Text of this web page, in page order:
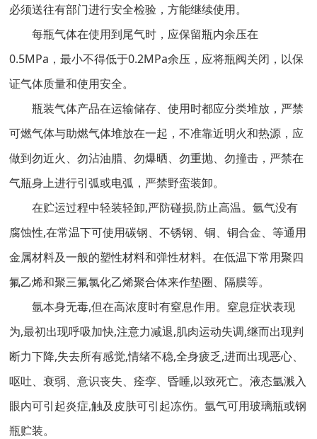
必须送往有部门进行安全检验，方能继续使用。
每瓶气体在使用到尾气时，应保留瓶内余压在
0.5MPa，最小不得低于0.2MPa余压，应将瓶阀关闭，以保
证气体质量和使用安全。
瓶装气体产品在运输储存、使用时都应分类堆放，严禁
可燃气体与助燃气体堆放在一起，不准靠近明火和热源，应
做到勿近火、勿沾油腊、勿爆晒、勿重抛、勿撞击，严禁在
气瓶身上进行引弧或电弧，严禁野蛮装卸。
在贮运过程中轻装轻卸,严防碰损,防止高温。氩气没有
腐蚀性,在常温下可使用碳钢、不锈钢、铜、铜合金、等通用
金属材料及一般的塑性材料和弹性材料。在低温下常用聚四
氟乙烯和聚三氟氯化乙烯聚合体来作垫圈、隔膜等。
氩本身无毒,但在高浓度时有窒息作用。窒息症状表现
为,最初出现呼吸加快,注意力减退,肌肉运动失调,继而出现判
断力下降,失去所有感觉,情绪不稳,全身疲乏,进而出现恶心、
呕吐、衰弱、意识丧失、痊孪、昏睡,以致死亡。液态氩溅入
眼内可引起炎症,触及皮肤可引起冻伤。氩气可用玻璃瓶或钢
瓶贮装。